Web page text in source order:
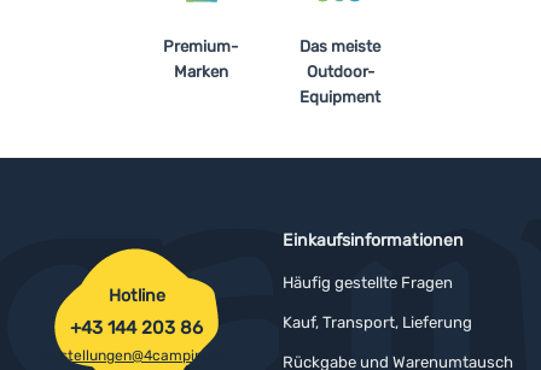
Premium-
Marken
Das meiste
Outdoor-
Equipment
Einkaufsinformationen
Häufig gestellte Fragen
Kauf, Transport, Lieferung
Rückgabe und Warenumtausch
Hotline
+43 144 203 86
bestellungen@4camping.at